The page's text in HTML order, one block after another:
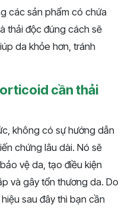
các sản phẩm có chứa
thải độc đúng cách sẽ
da khỏe hơn, tránh
cần thải
không có sự hướng dẫn
chứng lâu dài. Nó sẽ
vệ da, tạo điều kiện
và gây tổn thương da. Do
sau đây thì bạn cần